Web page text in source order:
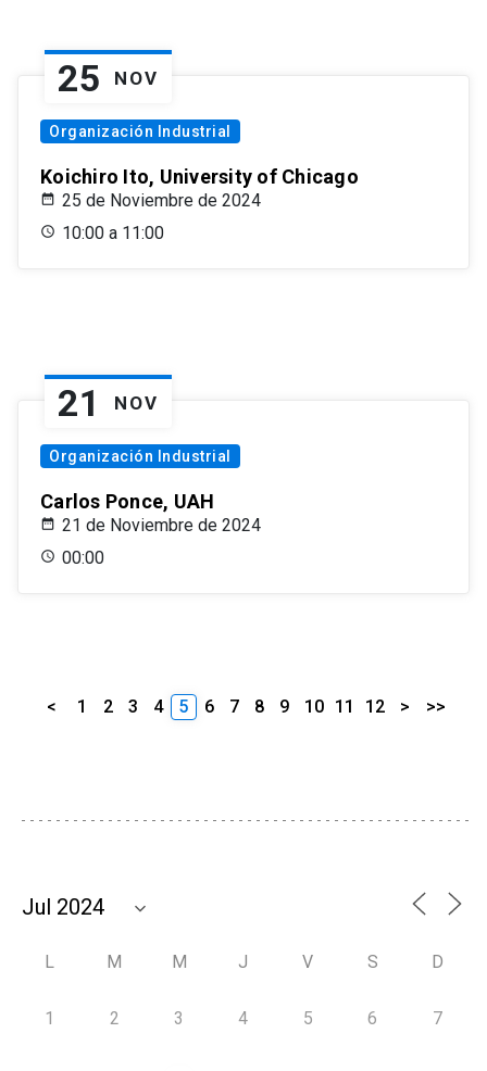
25 NOV
Organización Industrial
Koichiro Ito, University of Chicago
25 de Noviembre de 2024
10:00 a 11:00
21 NOV
Organización Industrial
Carlos Ponce, UAH
21 de Noviembre de 2024
00:00
< 1 2 3 4 5 6 7 8 9 10 11 12 > >>
L M M J V S D
1 2 3 4 5 6 7